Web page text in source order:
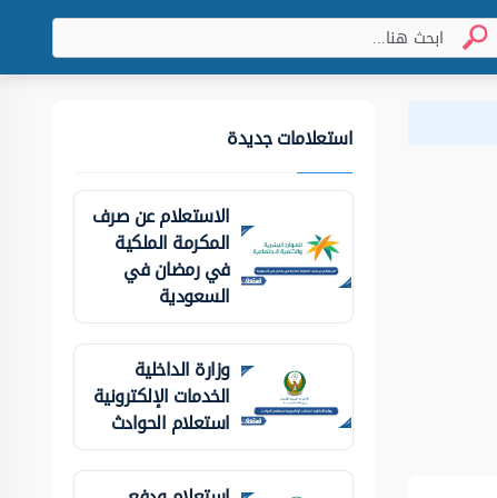
استعلامات جديدة
الاستعلام عن صرف
المكرمة الملكية
في رمضان في
السعودية
وزارة الداخلية
الخدمات الإلكترونية
استعلام الحوادث